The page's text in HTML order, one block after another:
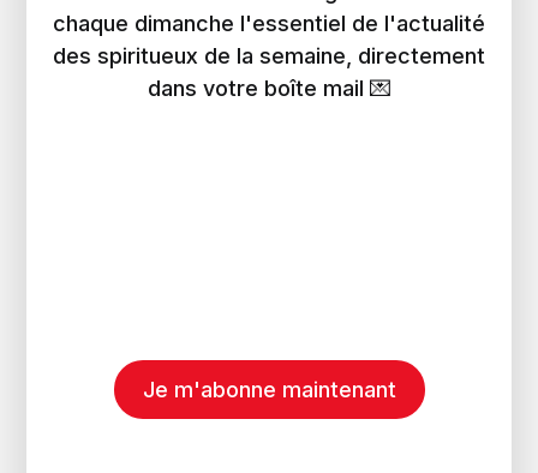
chaque dimanche l'essentiel de l'actualité
des spiritueux de la semaine, directement
dans votre boîte mail 💌
Je m'abonne maintenant